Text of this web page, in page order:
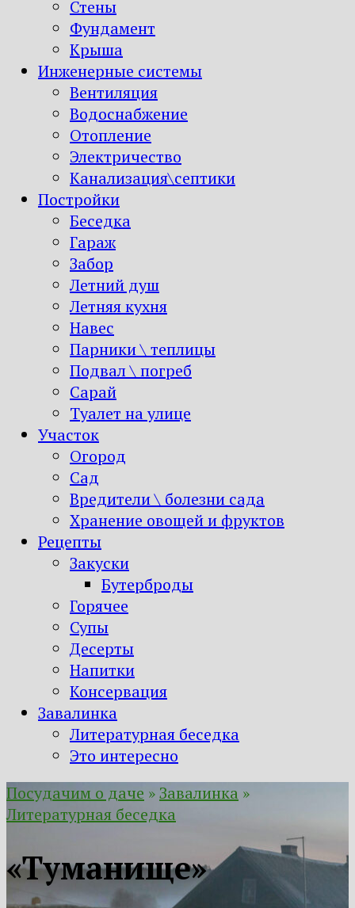
Стены
Фундамент
Крыша
Инженерные системы
Вентиляция
Водоснабжение
Отопление
Электричество
Канализация\септики
Постройки
Беседка
Гараж
Забор
Летний душ
Летняя кухня
Навес
Парники \ теплицы
Подвал \ погреб
Сарай
Туалет на улице
Участок
Огород
Сад
Вредители \ болезни сада
Хранение овощей и фруктов
Рецепты
Закуски
Бутерброды
Горячее
Супы
Десерты
Напитки
Консервация
Завалинка
Литературная беседка
Это интересно
Посудачим о даче »Завалинка »
Литературная беседка
«Туманище»